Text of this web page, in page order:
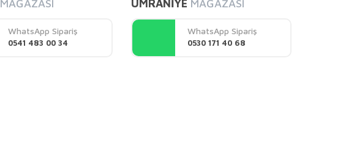
MAĞAZASI
WhatsApp Sipariş
0541 483 00 34
ÜMRANİYE MAĞAZASI
WhatsApp Sipariş
0530 171 40 68